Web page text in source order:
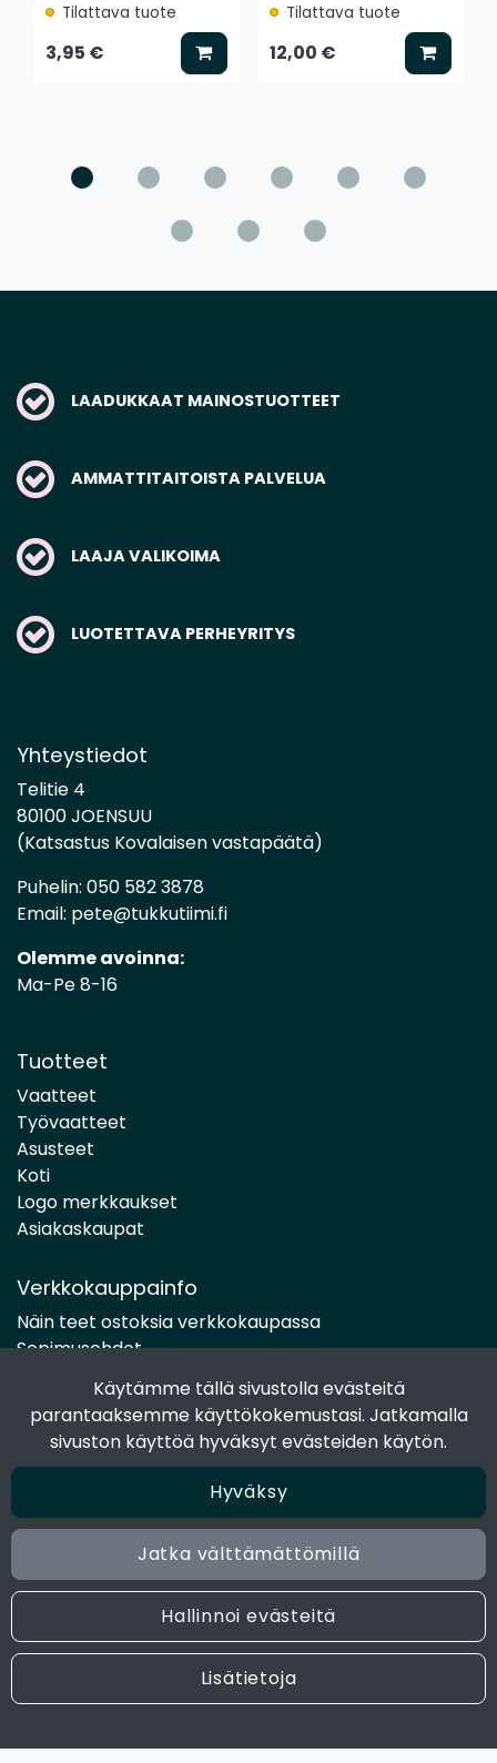
Käytämme tällä sivustolla evästeitä
parantaaksemme käyttökokemustasi. Jatkamalla
sivuston käyttöä hyväksyt evästeiden käytön.
Hyväksy
Jatka välttämättömillä
Hallinnoi evästeitä
Lisätietoja
Tilattava tuote
3,95 € Lisää koriin
Tilattava tuote
12,00 € Lisää
LAADUKKAAT MAINOSTUOTTEET
AMMATTITAITOISTA PALVELUA
LAAJA VALIKOIMA
LUOTETTAVA PERHEYRITYS
Yhteystiedot
Telitie 4
80100 JOENSUU
(Katsastus Kovalaisen vastapäätä)
Puhelin: 050 582 3878
Email: pete@tukkutiimi.fi
Olemme avoinna:
Ma-Pe 8-16
Tuotteet
Vaatteet
Työvaatteet
Asusteet
Koti
Logo merkkaukset
Asiakaskaupat
Verkkokauppainfo
Näin teet ostoksia verkkokaupassa
Sopimusehdot
Toimitustavat
Maksutavat
Tietosuojaseloste
Seuraa sosiaalisessa mediassa
Facebook
Instagram
© 2024 Joen Tukkutiimi. All rights reserved. Site by